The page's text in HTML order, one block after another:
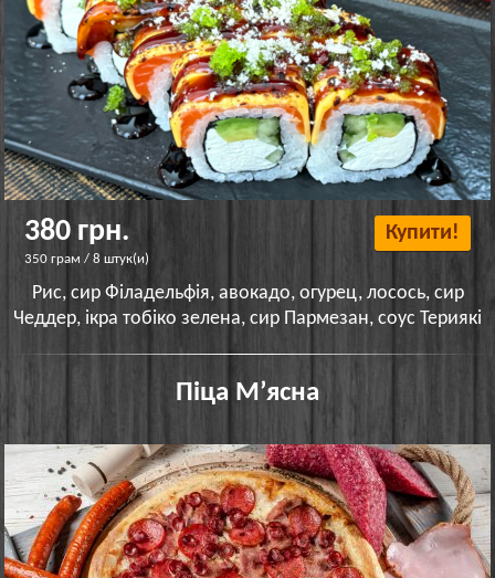
380 грн.
350 грам / 8 штук(и)
Купити!
Рис, сир Філадельфія, авокадо, огурец, лосось, сир
Чеддер, ікра тобіко зелена, сир Пармезан, соус Териякі
Піца Мʼясна